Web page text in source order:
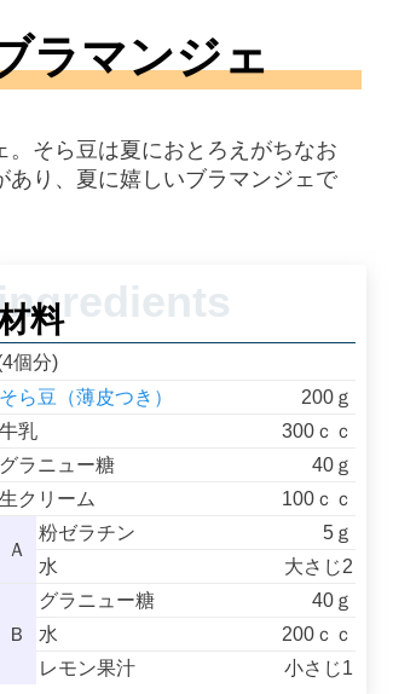
ラマンジェ
そら豆は夏におとろえがちなお
り、夏に嬉しいブラマンジェで
料
個分)
そら豆（薄皮つき）
200ｇ
牛乳
300ｃｃ
グラニュー糖
40ｇ
生クリーム
100ｃｃ
Ａ
粉ゼラチン
5ｇ
水
大さじ2
Ｂ
グラニュー糖
40ｇ
水
200ｃｃ
レモン果汁
小さじ1